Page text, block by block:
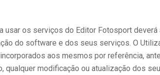
usar os serviços do Editor Fotosport
do software e dos seus serviços. O
aos mesmos por referência,
modificação ou atualização dos